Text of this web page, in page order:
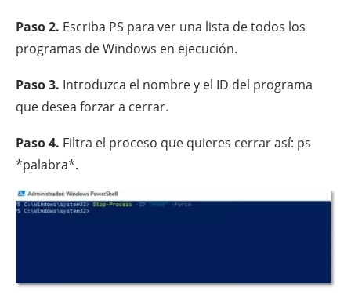
Paso 2. Escriba PS para ver una lista de todos los
programas de Windows en ejecución.
Paso 3. Introduzca el nombre y el ID del programa
que desea forzar a cerrar.
Paso 4. Filtra el proceso que quieres cerrar así: ps
*palabra*.